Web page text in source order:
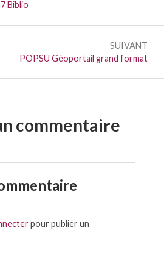
Biblio
SUIVANT
Suivant :
POPSU Géoportail grand format
commentaire
pour publier un